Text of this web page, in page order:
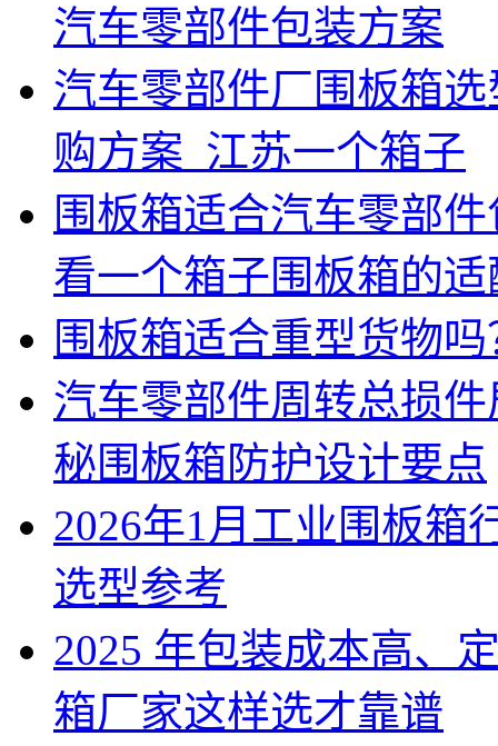
汽车零部件包装方案
汽车零部件厂围板箱
购方案_江苏一个箱子
围板箱适合汽车零部
看一个箱子围板箱的适
围板箱适合重型货物
汽车零部件周转总损
秘围板箱防护设计要点
2026年1月工业围板箱
选型参考
2025 年包装成本高、
箱厂家这样选才靠谱